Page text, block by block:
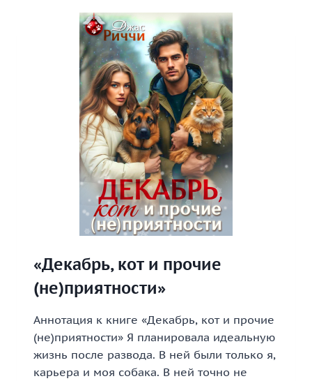
«Декабрь, кот и прочие
(не)приятности»
Аннотация к книге «Декабрь, кот и прочие
(не)приятности» Я планировала идеальную
жизнь после развода. В ней были только я,
карьера и моя собака. В ней точно не